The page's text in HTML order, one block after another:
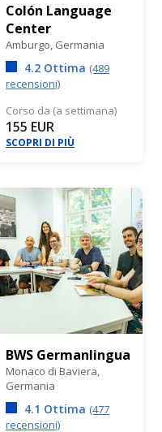
Colón Language
Center
Amburgo, Germania
4.2 Ottima (489
recensioni)
Corso da (a settimana)
155 EUR
SCOPRI DI PIÙ
BWS Germanlingua
Monaco di Baviera,
Germania
4.1 Ottima (477
recensioni)